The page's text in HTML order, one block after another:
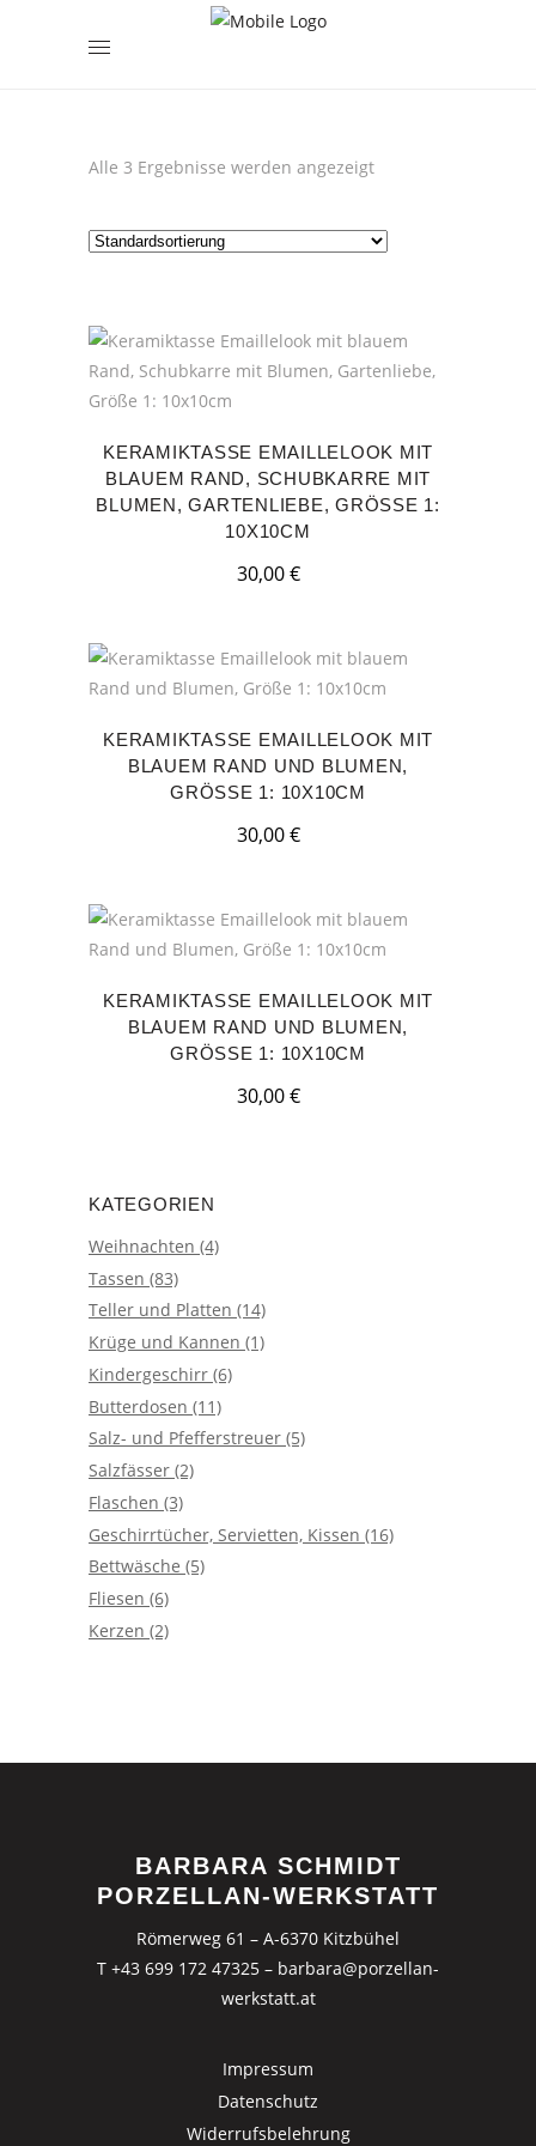
Alle 3 Ergebnisse werden angezeigt
KERAMIKTASSE EMAILLELOOK MIT
BLAUEM RAND, SCHUBKARRE MIT
BLUMEN, GARTENLIEBE, GRÖSSE 1: 1
0X10CM
30,00€
KERAMIKTASSE EMAILLELOOK MIT
BLAUEM RAND UND BLUMEN,
GRÖSSE 1: 10X10CM
30,00€
KERAMIKTASSE EMAILLELOOK MIT
BLAUEM RAND UND BLUMEN,
GRÖSSE 1: 10X10CM
30,00€
KATEGORIEN
Weihnachten (4)
Tassen (83)
Teller und Platten (14)
Krüge und Kannen (1)
Kindergeschirr (6)
Butterdosen (11)
Salz- und Pfefferstreuer (5)
Salzfässer (2)
Flaschen (3)
Geschirrtücher, Servietten, Kissen (16)
Bettwäsche (5)
Fliesen (6)
Kerzen (2)
BARBARA SCHMIDT
PORZELLAN-WERKSTATT
Römerweg 61 – A-6370 Kitzbühel
T +43 699 172 47325 – barbara@porzellan-
werkstatt.at
Impressum
Datenschutz
Widerrufsbelehrung